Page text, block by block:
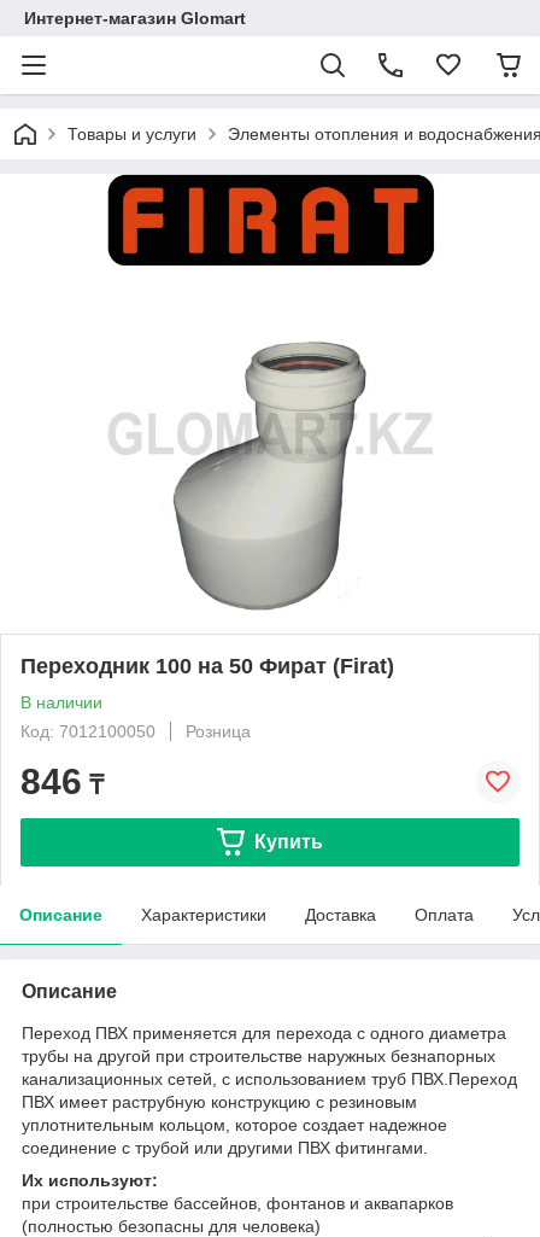
Интернет-магазин Glomart
Товары и услуги Элементы отопления и
Переходник 100 на 50 Фират (Firat)
В наличии
Код: 7012100050
Розница
846 ₸
Купить
Описание Характеристики Доставка Оплата
Описание
Переход ПВХ применяется для перехода с одного диаметра
трубы на другой при строительстве наружных безнапорных
канализационных сетей, с использованием труб ПВХ.Переход
ПВХ имеет раструбную конструкцию с резиновым
уплотнительным кольцом, которое создает надежное
соединение с трубой или другими ПВХ фитингами.
Их используют:
при строительстве бассейнов, фонтанов и аквапарков
(полностью безопасны для человека)